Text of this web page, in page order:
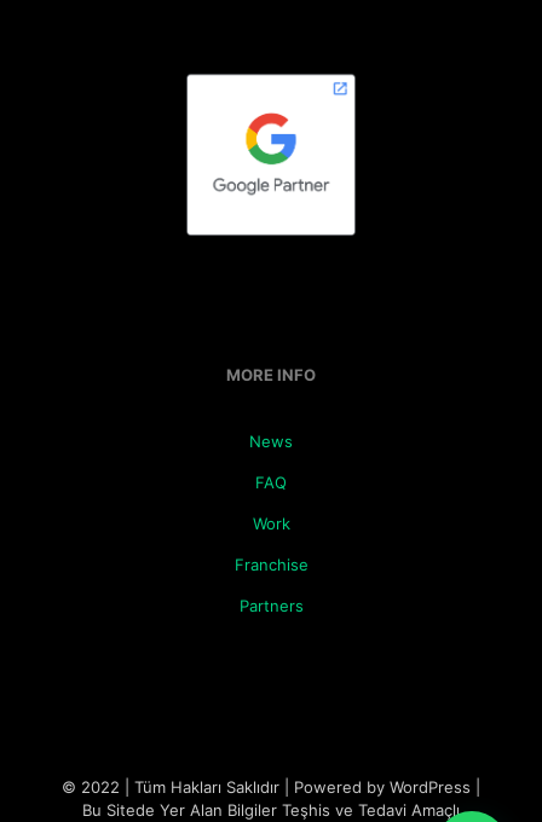
MORE INFO
News
FAQ
Work
Franchise
Partners
© 2022 | Tüm Hakları Saklıdır | Powered by WordPress |
Bu Sitede Yer Alan Bilgiler Teşhis ve Tedavi Amaçlı